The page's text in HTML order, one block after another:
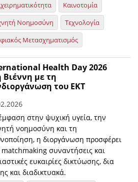
Καινοτομία
Νοημοσύνη
Τεχνολογία
Μετασχηματισμός
Health Day 2026
Βιέννη με τη
του ΕΚΤ
στην ψυχική υγεία, την
νοημοσύνη και τη
η διοργάνωση προσφέρει
matchmaking συναντήσεις και
ευκαιρίες δικτύωσης, δια
και διαδικτυακά.